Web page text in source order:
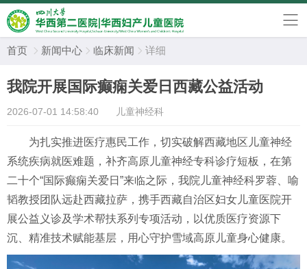
首页  新闻中心  临床新闻  详细
我院开展国际癫痫关爱日西藏公益活动
2026-07-01 14:58:40 儿童神经科
为扎实推进医疗惠民工作，切实破解西藏地区儿童神经
系统疾病就医难题，补齐高原儿童神经专科诊疗短板，在第
二十个“国际癫痫关爱日”来临之际， 我院 儿童神经科罗蓉、喻
韬教授团队远赴西藏拉萨，携手西藏自治区妇女儿童医院开
展公益义诊及学术帮扶系列专项活动，以优质医疗资源下
沉、精准技术赋能基层，用心守护雪域高原儿童身心健康。